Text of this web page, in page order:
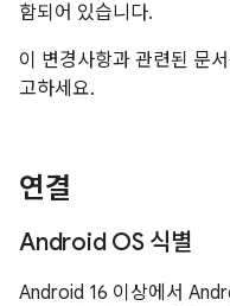
함되어 있습니다.
이 변경사항과 관련된 문
고하세요.
연결
Android OS 식별
Android 16 이상에서